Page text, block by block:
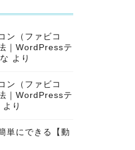
ン（ファビコ
｜WordPressテ
より
ン（ファビコ
｜WordPressテ
より
単にできる【動